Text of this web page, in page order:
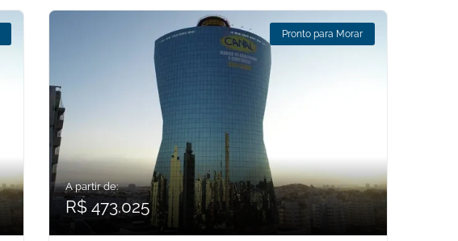
Pronto para Morar
A partir de:
R$ 473.025